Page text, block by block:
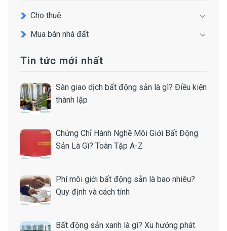
Cho thuê
Mua bán nhà đất
Tin tức mới nhất
Sàn giao dịch bất động sản là gì? Điều kiện
thành lập
Chứng Chỉ Hành Nghề Môi Giới Bất Động
Sản Là Gì? Toàn Tập A-Z
Phí môi giới bất động sản là bao nhiêu?
Quy định và cách tính
Bất động sản xanh là gì? Xu hướng phát